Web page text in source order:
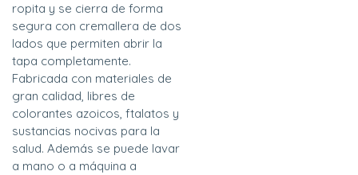
ropita y se cierra de forma
segura con cremallera de dos
lados que permiten abrir la
tapa completamente.
Fabricada con materiales de
gran calidad, libres de
colorantes azoicos, ftalatos y
sustancias nocivas para la
salud. Además se puede lavar
a mano o a máquina a